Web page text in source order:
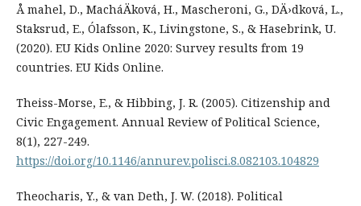
Å mahel, D., MacháÄková, H., Mascheroni, G., DÄ›dková, L.,
Staksrud, E., Ólafsson, K., Livingstone, S., & Hasebrink, U.
(2020). EU Kids Online 2020: Survey results from 19
countries. EU Kids Online.
Theiss-Morse, E., & Hibbing, J. R. (2005). Citizenship and
Civic Engagement. Annual Review of Political Science,
8(1), 227-249.
https://doi.org/10.1146/annurev.polisci.8.082103.104829
Theocharis, Y., & van Deth, J. W. (2018). Political